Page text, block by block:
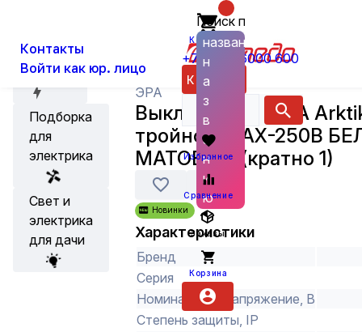
Контакты
Войти как юр. лицо
Корзина
+7 (800) 6000 600
Каталог
Поиск по
названию
н
а
з
в
а
н
и
ю
Избранное
Сравнение
Заказы
Корзина
Акции
Подборка
для
электрика
Свет и
электрика
для дачи
Установка, Выключатели, Розетки
ЭРА
Выключатель ЭРА
тройной 10АХ-250В
МАТОВЫЙ (кратно 1)
Новинки
Характеристики
Бренд
Серия
Номинальное напряжение, В
Степень защиты, IP